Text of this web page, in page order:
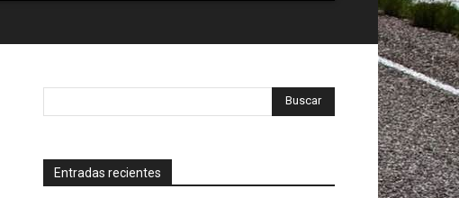
Entradas recientes